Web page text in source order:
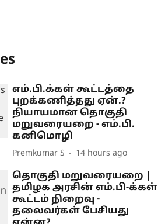
எம்.பி.க்கள் கூட்டத்தை
புறக்கணித்தது ஏன்.?
நியாயமான தொகுதி
மறுவரையறை - எம்.பி.
கனிமொழி
Premkumar S 14 hours ago
தொகுதி மறுவரையறை |
தமிழக அரசின் எம்.பி-க்கள்
கூட்டம் நிறைவு -
தலைவர்கள் பேசியது